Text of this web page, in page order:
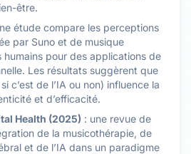
être.
étude compare les perceptions
par Suno et de musique
humains pour des applications de
Les résultats suggèrent que
c’est de l’IA ou non) influence la
et d’efficacité.
Health (2025) : une revue de
de la musicothérapie, de
et de l’IA dans un paradigme